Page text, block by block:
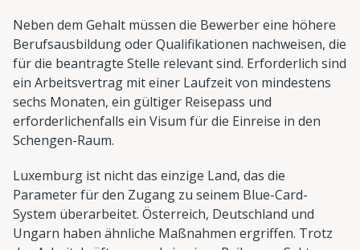
Neben dem Gehalt müssen die Bewerber eine höhere
Berufsausbildung oder Qualifikationen nachweisen, die
für die beantragte Stelle relevant sind. Erforderlich sind
ein Arbeitsvertrag mit einer Laufzeit von mindestens
sechs Monaten, ein gültiger Reisepass und
erforderlichenfalls ein Visum für die Einreise in den
Schengen-Raum.
Luxemburg ist nicht das einzige Land, das die
Parameter für den Zugang zu seinem Blue-Card-
System überarbeitet. Österreich, Deutschland und
Ungarn haben ähnliche Maßnahmen ergriffen. Trotz